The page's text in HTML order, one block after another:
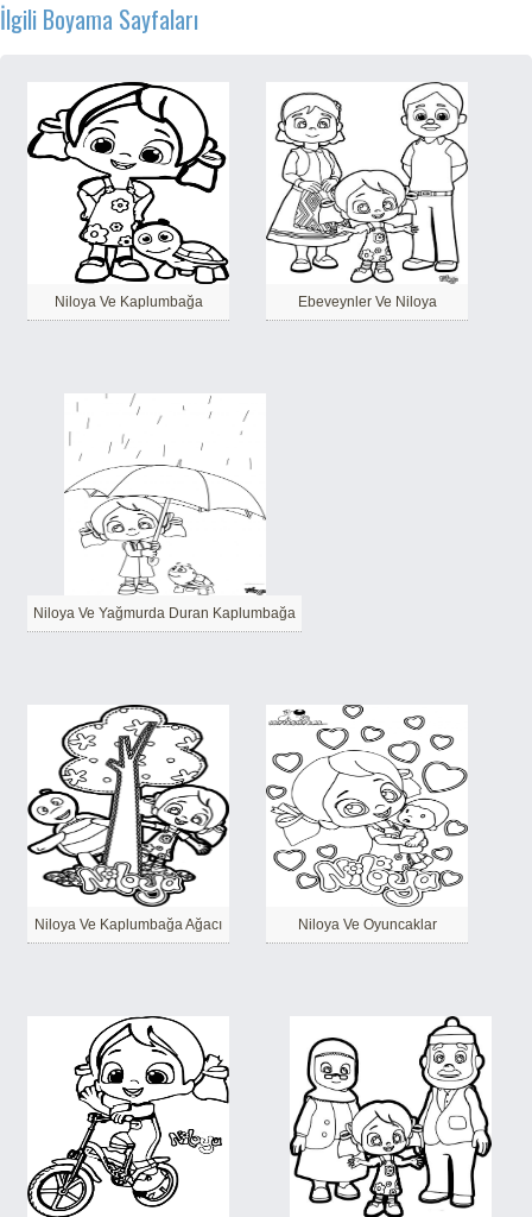
İlgili Boyama Sayfaları
Niloya Ve Kaplumbağa Ebeveynler Ve Niloya
Niloya Ve Yağmurda Duran Kaplumbağa
Niloya Ve Kaplumbağa Ağacı Niloya Ve Oyuncaklar